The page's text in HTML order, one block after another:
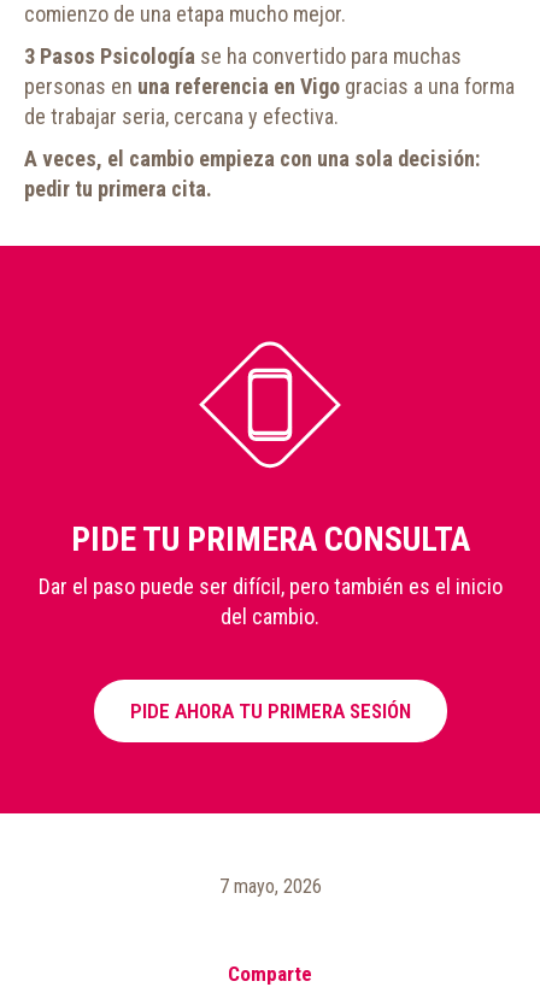
comienzo de una etapa mucho mejor.
3 Pasos Psicología se ha convertido para muchas
personas en una referencia en Vigo gracias a una forma
de trabajar seria, cercana y efectiva.
A veces, el cambio empieza con una sola decisión:
pedir tu primera cita.
PIDE TU PRIMERA CONSULTA
Dar el paso puede ser difícil, pero también es el inicio
del cambio.
PIDE AHORA TU PRIMERA SESIÓN
7 mayo, 2026
Comparte